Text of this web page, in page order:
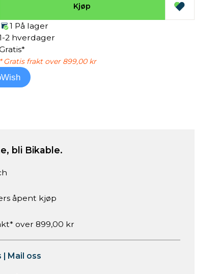
Kjøp
1 På lager
2 hverdager
* Gratis frakt over 899,00 kr
bli Bikable.
åpent kjøp
over 899,00 kr
| Mail oss